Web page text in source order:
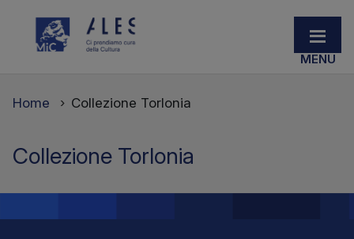
Home Collezione Torlonia
Collezione Torlonia